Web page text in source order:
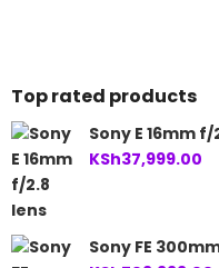
Top rated products
Sony E 16mm
KSh37,999.00
Sony FE